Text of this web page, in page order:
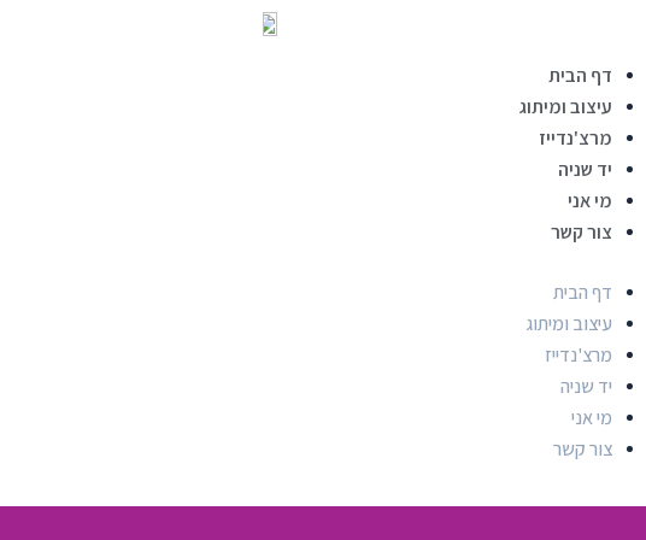
דף הבית
עיצוב ומיתוג
מרצ'נדייז
יד שניה
מי אני
צור קשר
דף הבית
עיצוב ומיתוג
מרצ'נדייז
יד שניה
מי אני
צור קשר